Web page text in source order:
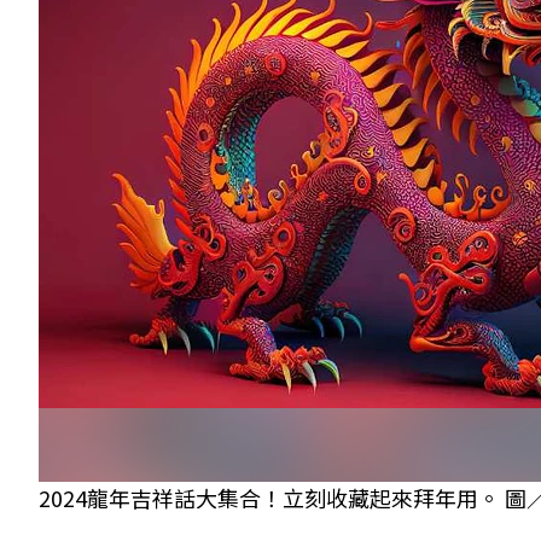
2024龍年吉祥話大集合！立刻收藏起來拜年用。 圖